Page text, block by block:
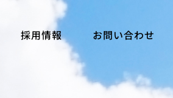
採用情報 お問い合わせ